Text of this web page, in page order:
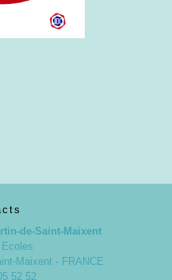
de-Saint-Maixent
Maixent - FRANCE
52 52